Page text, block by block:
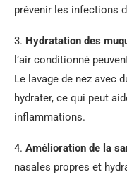
prévenir les infections
3. Hydratation des
l’air conditionné
Le lavage de nez avec
hydrater, ce qui peut
inflammations.
4. Amélioration de la
nasales propres et